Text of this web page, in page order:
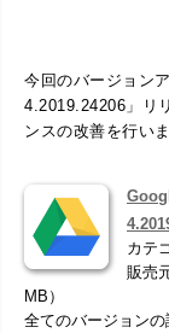
今回のバージョン
4.2019.24206」リ
ンスの改善を行いま
カテ
販売
MB）
全てのバージョンの